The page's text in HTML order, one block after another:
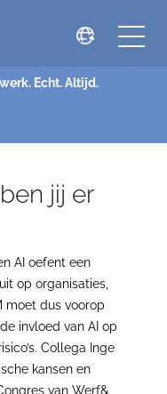
Echt. Altijd.
jij er
AI oefent een
op organisaties,
moet dus voorop
invloed van AI op
Collega Inge
kansen en
van Werf&.